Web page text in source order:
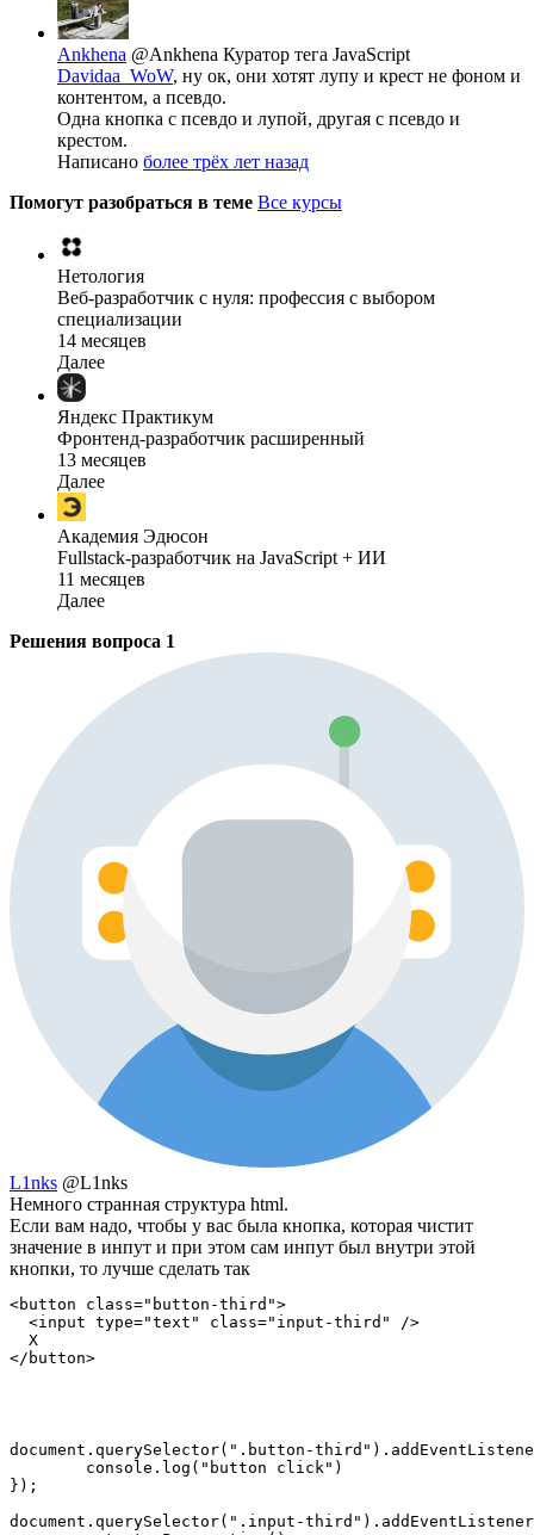
Ankhena @Ankhena Куратор тега JavaScript
Davidaa_WoW, ну ок, они хотят лупу и крест не фоном и
контентом, а псевдо.
Одна кнопка с псевдо и лупой, другая с псевдо и
крестом.
Написано более трёх лет назад
Помогут разобраться в теме Все курсы
Нетология
Веб-разработчик с нуля: профессия с выбором
специализации
14 месяцев
Далее
Яндекс Практикум
Фронтенд-разработчик расширенный
13 месяцев
Далее
Академия Эдюсон
Fullstack-разработчик на JavaScript + ИИ
11 месяцев
Далее
Решения вопроса 1
L1nks @L1nks
Немного странная структура html.
Если вам надо, чтобы у вас была кнопка, которая чистит
значение в инпут и при этом сам инпут был внутри этой
кнопки, то лучше сделать так
<button class="button-third">
  <input type="text" class="input-third" />
  X
</button>
document.querySelector(".button-
});
document.querySelector(".input-